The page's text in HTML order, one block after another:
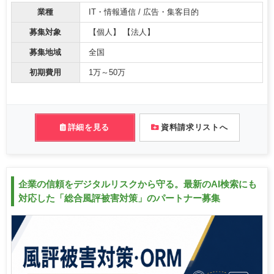
業種 IT・情報通信 / 広告・集客目的
募集対象 【個人】 【法人】
募集地域 全国
初期費用 1万～50万
詳細を見る 資料請求リストへ
企業の信頼をデジタルリスクから守る。最新のAI検索にも
対応した「総合風評被害対策」のパートナー募集